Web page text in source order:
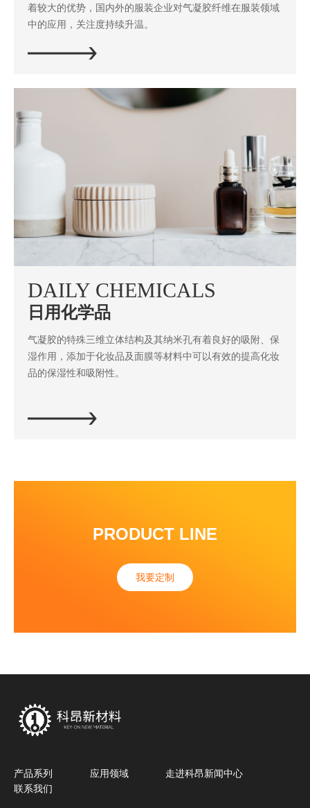
着较大的优势，国内外的服装企业对气凝胶纤维在服装领域
中的应用，关注度持续升温。
DAILY CHEMICALS
日用化学品
气凝胶的特殊三维立体结构及其纳米孔有着良好的吸附、保
湿作用，添加于化妆品及面膜等材料中可以有效的提高化妆
品的保湿性和吸附性。
PRODUCT LINE
我要定制
产品系列 应用领域 走进科昂新闻中心
联系我们